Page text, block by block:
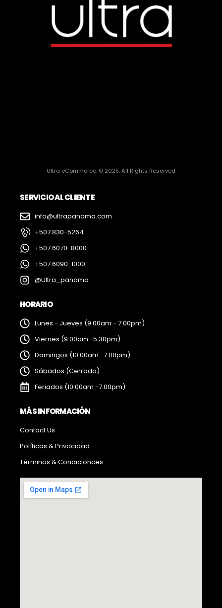
Ultra eCommerce. © 2025. All Rights Reserved
SERVICIO AL CLIENTE
info@ultrapanama.com
+507 830-5264
+507 6070-8000
+507 6090-1000
@Ultra_panama
HORARIO
Lunes - Jueves (9:00am - 7:00pm)
Viernes (9:00am -5:30pm)
Domingos (10:00am -7:00pm)
Sábados (Cerrado)
Feriados (10:00am -7:00pm)
MÁS INFORMACIÓN
Contact Us
Políticas & Privacidad
Términos & Condicionces